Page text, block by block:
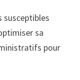
susceptibles
sa
pour